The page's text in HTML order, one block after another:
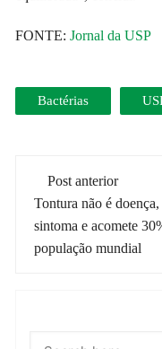
FONTE:Jornal da USP
Bactérias
de
post
Post anterior
Tontura não é doença,
sintoma e acomete
população mundial